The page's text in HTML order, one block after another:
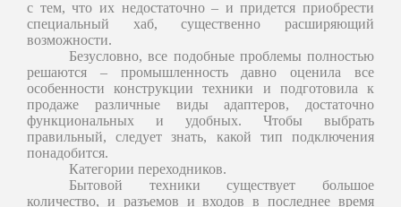
с тем, что их недостаточно – и придется приобрести
специальный хаб, существенно расширяющий
возможности.
Безусловно, все подобные проблемы полностью
решаются – промышленность давно оценила все
особенности конструкции техники и подготовила к
продаже различные виды адаптеров, достаточно
функциональных и удобных. Чтобы выбрать
правильный, следует знать, какой тип подключения
понадобится.
Категории переходников.
Бытовой техники существует большое
количество, и разъемов и входов в последнее время